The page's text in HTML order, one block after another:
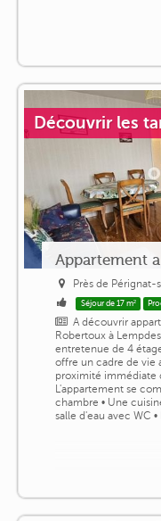
Découvrir les
Appartement
Près de Pérignat-
Séjour de 17 m²
A découvrir
Robertoux à
entretenue de 4
offre un cadre de vie
proximité immédiate
L'appartement se
chambre • Une
salle d'eau avec WC